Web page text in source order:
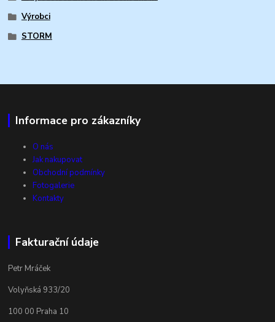
Výrobci
STORM
Informace pro zákazníky
O nás
Jak nakupovat
Obchodní podmínky
Fotogalerie
Kontakty
Fakturační údaje
Petr Mráček
Volyňská 933/20
100 00 Praha 10